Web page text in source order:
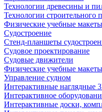
Технологии древесины и
Технологии строительного
Физические учебные
Судостроение
Стенд-планшеты
Судовое проектирование
Судовые движители
Физические учебные
Управление судном
Интерактивные наглядные
Интерактивное
Интерактивные доски,